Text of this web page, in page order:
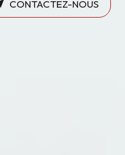
CONTACTEZ-NOUS